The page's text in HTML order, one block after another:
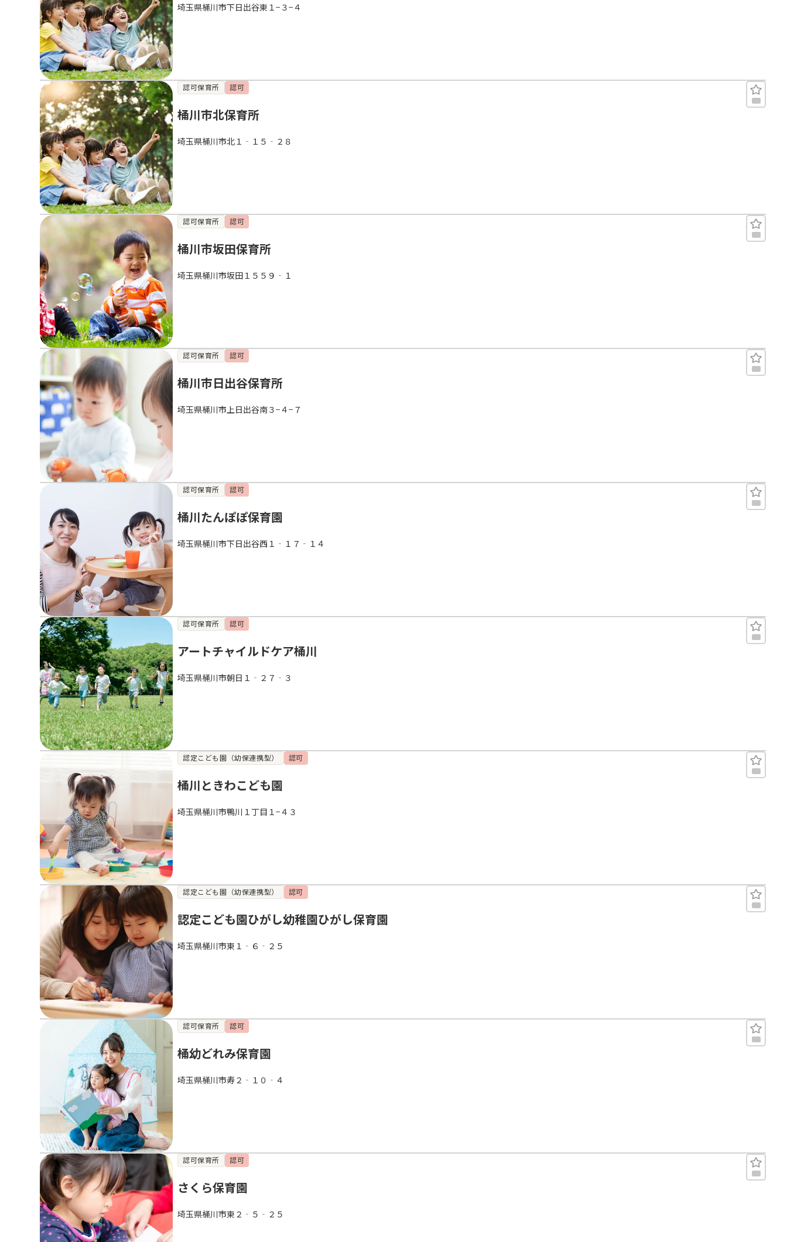
埼玉県桶川市下日出谷東１−３−４
認可保育所 認可
桶川市北保育所
埼玉県桶川市北１‐１５‐２８
認可保育所 認可
桶川市坂田保育所
埼玉県桶川市坂田１５５９‐１
認可保育所 認可
桶川市日出谷保育所
埼玉県桶川市上日出谷南３−４−７
認可保育所 認可
桶川たんぽぽ保育園
埼玉県桶川市下日出谷西１‐１７‐１４
認可保育所 認可
アートチャイルドケア桶川
埼玉県桶川市朝日１‐２７‐３
認定こども園（幼保連携型） 認可
桶川ときわこども園
埼玉県桶川市鴨川１丁目１−４３
認定こども園（幼保連携型） 認可
認定こども園ひがし幼稚園ひがし保育園
埼玉県桶川市東１‐６‐２５
認可保育所 認可
桶幼どれみ保育園
埼玉県桶川市寿２‐１０‐４
認可保育所 認可
さくら保育園
埼玉県桶川市東２‐５‐２５